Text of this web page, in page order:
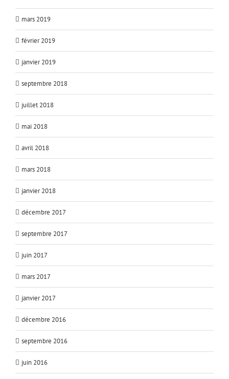
mars 2019
février 2019
janvier 2019
septembre 2018
juillet 2018
mai 2018
avril 2018
mars 2018
janvier 2018
décembre 2017
septembre 2017
juin 2017
mars 2017
janvier 2017
décembre 2016
septembre 2016
juin 2016